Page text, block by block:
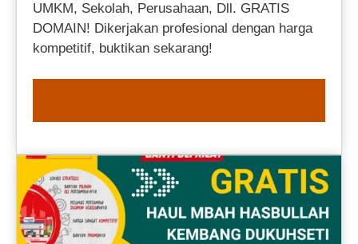
UMKM, Sekolah, Perusahaan, Dll. GRATIS
DOMAIN! Dikerjakan profesional dengan harga
kompetitif, buktikan sekarang!